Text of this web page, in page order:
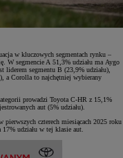
w kluczowych segmentach rynku –
W segmencie A 51,3% udziału ma Aygo
liderem segmentu B (23,9% udziału),
a Corolla to najchętniej wybierany
prowadzi Toyota C-HR z 15,1%
aut (5% udziału).
czterech miesiącach 2025 roku
17% udziału w tej klasie aut.